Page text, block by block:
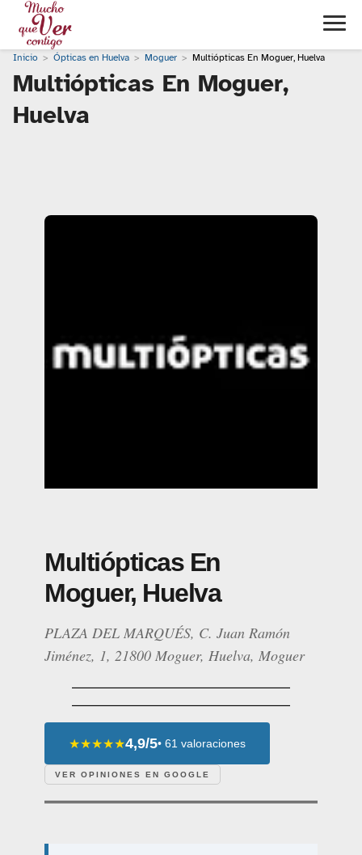
Inicio Ópticas en Huelva Moguer Multiópticas En Moguer, Huelva
Multiópticas En Moguer,
Huelva
Multiópticas En
Moguer, Huelva
PLAZA DEL MARQUÉS, C. Juan Ramón
Jiménez, 1, 21800 Moguer, Huelva, Moguer
★★★★★4,9/5• 61 valoraciones
VER OPINIONES EN GOOGLE